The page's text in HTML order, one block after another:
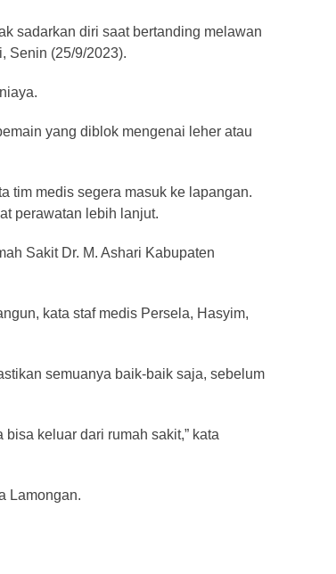
sadarkan diri saat bertanding melawan
Senin (25/9/2023).
yang diblok mengenai leher atau
tim medis segera masuk ke lapangan.
perawatan lebih lanjut.
Sakit Dr. M. Ashari Kabupaten
kata staf medis Persela, Hasyim,
semuanya baik-baik saja, sebelum
keluar dari rumah sakit,” kata
Lamongan.